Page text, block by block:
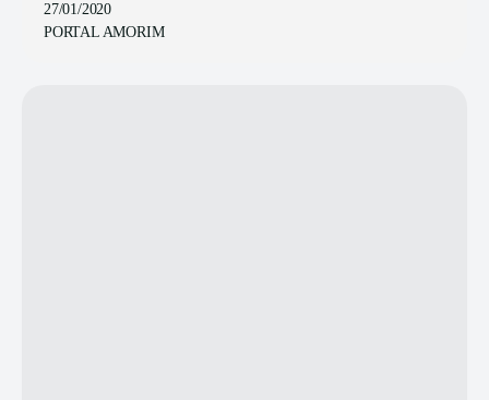
27/01/2020
PORTAL AMORIM